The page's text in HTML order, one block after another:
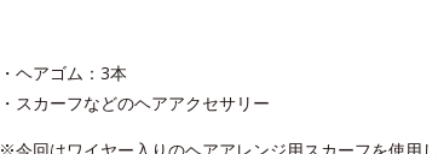
・ヘアゴム：3本
・スカーフなどのヘアアクセサリー